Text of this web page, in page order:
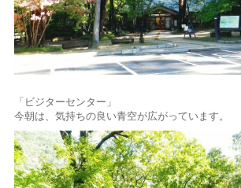
「ビジターセンター」
今朝は、気持ちの良い青空が広がっています。